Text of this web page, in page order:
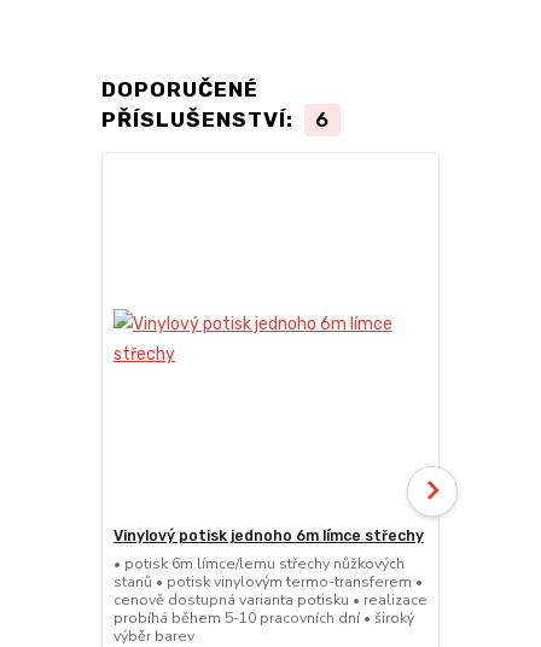
DOPORUČENÉ
PŘÍSLUŠENSTVÍ:
6
Vinylový potisk jednoho 6m límce střechy
• potisk 6m límce/lemu střechy nůžkových
stanů • potisk vinylovým termo-transferem •
cenově dostupná varianta potisku • realizace
probíhá během 5-10 pracovních dní • široký
výběr barev